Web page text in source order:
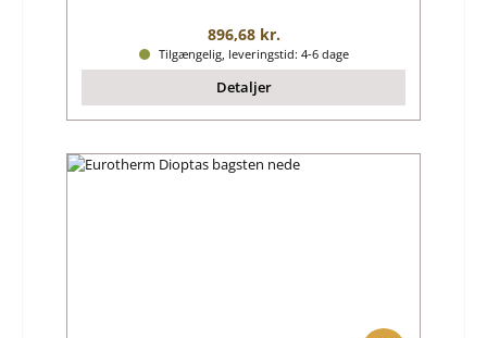
Almindelig pris:
896,68 kr.
Tilgængelig, leveringstid: 4-6 dage
Detaljer